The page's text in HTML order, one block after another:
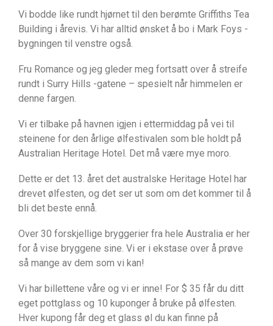
Vi bodde like rundt hjørnet til den berømte Griffiths Tea
Building i årevis. Vi har alltid ønsket å bo i Mark Foys -
bygningen til venstre også.
Fru Romance og jeg gleder meg fortsatt over å streife
rundt i Surry Hills -gatene – spesielt når himmelen er
denne fargen.
Vi er tilbake på havnen igjen i ettermiddag på vei til
steinene for den årlige ølfestivalen som ble holdt på
Australian Heritage Hotel. Det må være mye moro.
Dette er det 13. året det australske Heritage Hotel har
drevet ølfesten, og det ser ut som om det kommer til å
bli det beste ennå.
Over 30 forskjellige bryggerier fra hele Australia er her
for å vise bryggene sine. Vi er i ekstase over å prøve
så mange av dem som vi kan!
Vi har billettene våre og vi er inne! For $ 35 får du ditt
eget pottglass og 10 kuponger å bruke på ølfesten.
Hver kupong får deg et glass øl du kan finne på